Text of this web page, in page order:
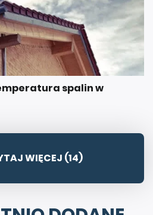
spalin w
WIĘCEJ (14)